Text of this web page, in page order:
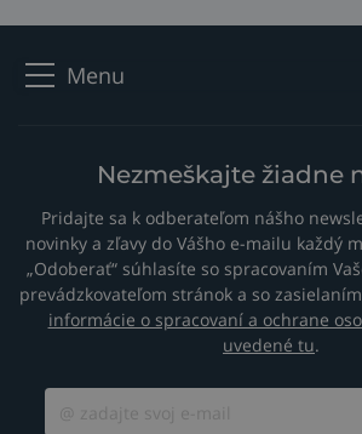
Menu
Nezmeškajte žiadne
Pridajte sa k odberateľom nášho
novinky a zľavy do Vášho e-mailu každý
„Odoberať“ súhlasíte so spracovaním
prevádzkovateľom stránok a so
informácie o spracovaní a ochrane
uvedené tu.